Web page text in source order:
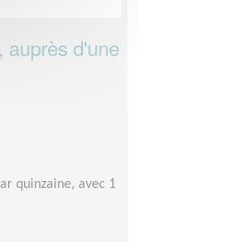
auprès d'une
quinzaine, avec 1